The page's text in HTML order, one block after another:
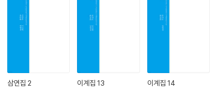
삼연집 2 이계집 13 이계집 14